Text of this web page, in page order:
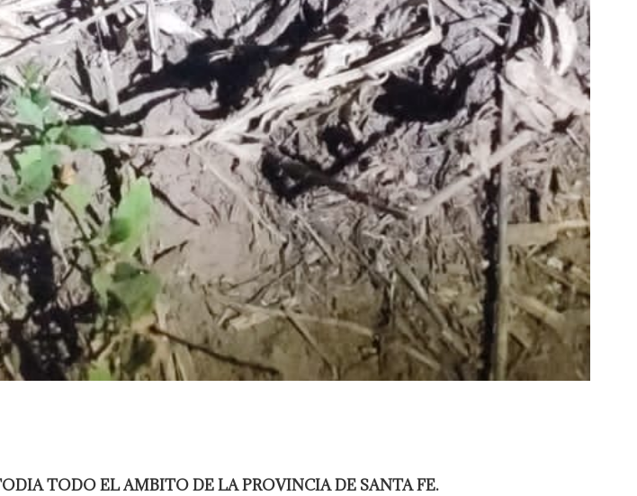
TODO EL AMBITO DE LA PROVINCIA DE SANTA FE.